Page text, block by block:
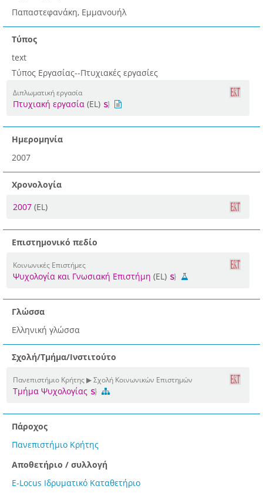
Παπαστεφανάκη, Εμμανουήλ
Τύπος
text
Τύπος Εργασίας--Πτυχιακές εργασίες
Διπλωματική εργασία
Πτυχιακή εργασία (EL)
Ημερομηνία
2007
Χρονολογία
2007 (EL)
Επιστημονικό πεδίο
Κοινωνικές Επιστήμες
Ψυχολογία και Γνωσιακή Επιστήμη (EL)
Γλώσσα
Ελληνική γλώσσα
Σχολή/Τμήμα/Ινστιτούτο
Πανεπιστήμιο Κρήτης ▶ Σχολή Κοινωνικών Επιστημών
Τμήμα Ψυχολογίας
Πάροχος
Πανεπιστήμιο Κρήτης
Αποθετήριο / συλλογή
E-Locus Ιδρυματικό Καταθετήριο